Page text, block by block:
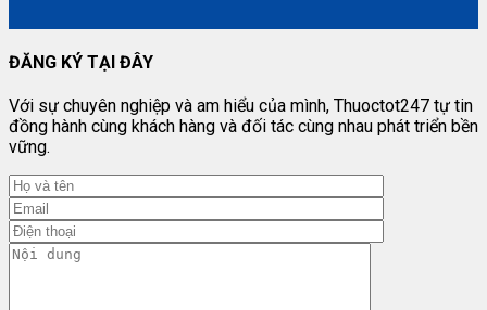
ĐĂNG KÝ TẠI ĐÂY
Với sự chuyên nghiệp và am hiểu của mình, Thuoctot247 tự tin
đồng hành cùng khách hàng và đối tác cùng nhau phát triển bền
vững.